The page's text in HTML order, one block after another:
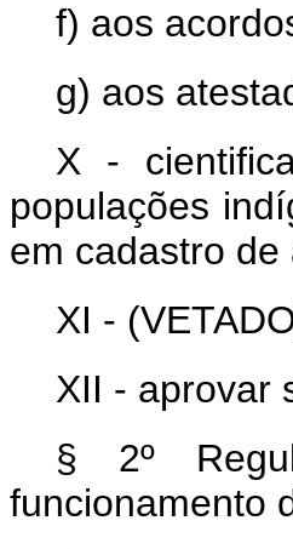
f) aos
g) aos
X -
populações
em cadastro
XI -
XII - aprovar
§ 2º
funcionamento